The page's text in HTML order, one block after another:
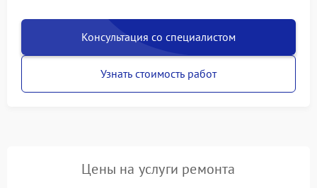
Консультация со специалистом
Узнать стоимость работ
Цены на услуги ремонта